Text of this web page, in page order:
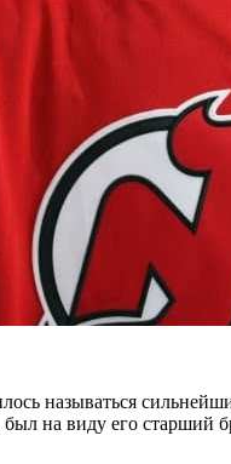
называться
на виду его